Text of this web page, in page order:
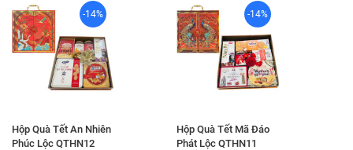
-14%
Hộp Quà Tết An Nhiên
Phúc Lộc QTHN12
-14%
Hộp Quà Tết Mã Đáo
Phát Lộc QTHN11